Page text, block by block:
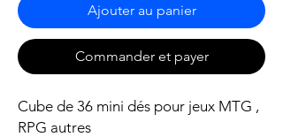
Ajouter au panier
Commander et payer
Cube de 36 mini dés pour jeux MTG ,
RPG autres